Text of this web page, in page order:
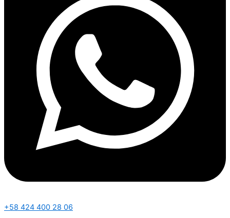
+58 424 400 28 06